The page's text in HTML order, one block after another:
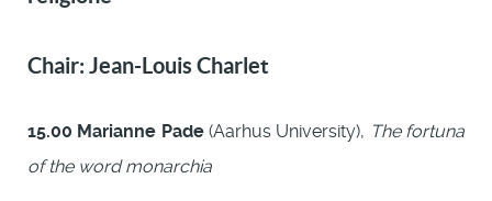
Chair: Jean-Louis Charlet
15.00 Marianne Pade(Aarhus University), The fortuna
of the word monarchia